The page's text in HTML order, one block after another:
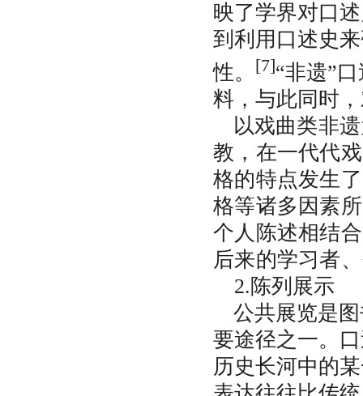
映了学界对口
到利用口述史
性。
[7]“非遗”
料，与此同时
以戏曲类非
教，在一代代
格的特点发生
格等诸多因素
个人陈述相结
后来的学习者
2.陈列展示
公共展览是
要途径之一。
历史长河中的